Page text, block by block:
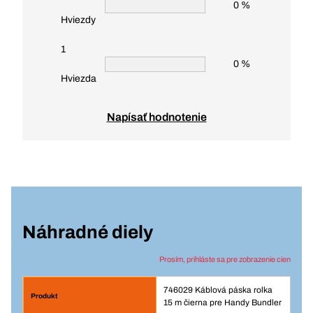
Hviezdy
0 %
1
Hviezda
0 %
Napísať hodnotenie
Náhradné diely
Prosím, prihláste sa pre zobrazenie cien
746029 Káblová páska rolka
15 m čierna pre Handy Bundler